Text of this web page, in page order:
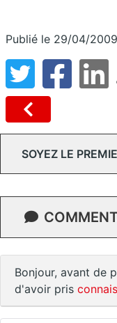
Publié le 29/04/
SOYEZ LE
Bonjour, avant de
d'avoir pris